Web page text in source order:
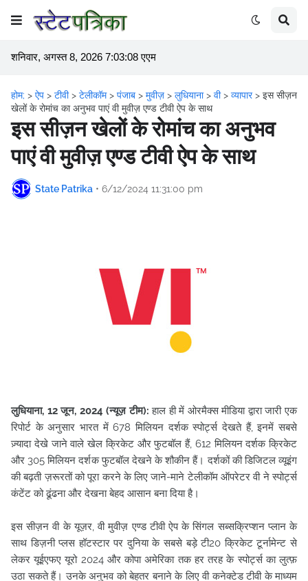
शनिवार, अगस्त 8, 2026 7:03:09 एएम
होम; > ऐप > टीवी> टेलीकॉम> पंजाब > मुवीज़ > लुधियाना> वी> व्यापार> इस सीज़न
खेलों के रोमांच का अनुभव पाएं वी मुवीज़ एण्ड टीवी ऐप के साथ
इस सीज़न खेलों के रोमांच का अनुभव
पाएं वी मुवीज़ एण्ड टीवी ऐप के साथ
State Patrika • 6/12/2024 11:31:00 pm
लुधियाना, 12 जून, 2024 (न्यूज़ टीम): हाल ही में ओरमैक्स मीडिया द्वारा जारी एक
रिपोर्ट के अनुसार भारत में 678 मिलियन दर्शक स्पोर्ट्स देखते हैं, इनमें सबसे
ज़्यादा देखे जाने वाले खेल क्रिकेट और फुटबॉल हैं, 612 मिलियन दर्शक क्रिकेट
और 305 मिलियन दर्शक फुटबॉल देखने के शौकीन हैं। दर्शकों की डिजिटल व्यूइंग
की बढ़ती ज़रूरतों को पूरा करने के लिए जाने-माने टेलीकॉम ऑपरेटर वी ने स्पोर्ट्स
कंटेंट को ढूंढना और देखना बेहद आसान बना दिया है।
इस सीज़न वी के यूज़र, वी मुवीज़ एण्ड टीवी ऐप के सिंगल सब्सक्रिप्शन प्लान के
साथ डिज़नी प्लस हॉटस्टार पर दुनिया के सबसे बड़े टी20 क्रिकेट टूर्नामेन्ट से
लेकर यूईएफए यूरो 2024 और कोपा अमेरिका तक हर तरह के स्पोर्ट्स का लुत्फ़
उठा सकते हैं। उनके अनुभव को बेहतर बनाने के लिए वी कनेक्टेड टीवी के माध्यम